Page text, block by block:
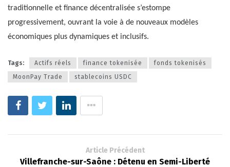
traditionnelle et finance décentralisée s’estompe
progressivement, ouvrant la voie à de nouveaux modèles
économiques plus dynamiques et inclusifs.
Tags: Actifs réels finance tokenisée
fonds tokenisés
MoonPay Trade
stablecoins USDC
Article Précédent
Villefranche-sur-Saône : Détenu en Semi-Liberté